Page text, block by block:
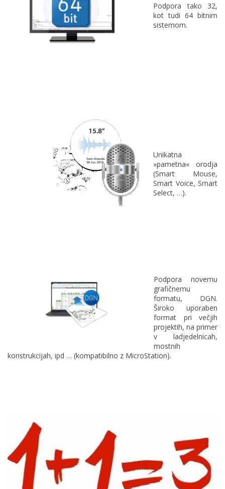
Podpora tako 32,
kot tudi 64 bitnim
sistemom.
Unikatna
»pametna« orodja
(Smart Mouse,
Smart Voice, Smart
Select, …).
Podpora novemu
grafičnemu
formatu, DGN.
Široko uporaben
format pri večjih
projektih, na primer
v ladjedelnicah,
mostnih
konstrukcijah, ipd … (kompatibilno z MicroStation).